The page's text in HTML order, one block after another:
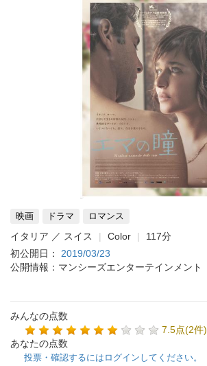
映画 ドラマ ロマンス
イタリア ／ スイス Color
117分
初公開日： 2019/03/23
公開情報：マンシーズエンターテインメント
みんなの点数
7.5点(2件)
あなたの点数
投票・確認するにはログインしてください。